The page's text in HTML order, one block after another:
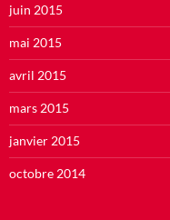
juin 2015
mai 2015
avril 2015
mars 2015
janvier 2015
octobre 2014